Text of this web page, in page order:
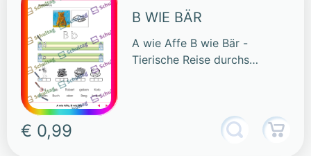
B WIE BÄR
A wie Affe B wie Bär -
Tierische Reise durchs
€ 0,99